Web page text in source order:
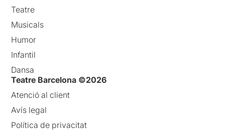
Teatre
Musicals
Humor
Infantil
Dansa
Teatre Barcelona ©2026
Atenció al client
Avís legal
Política de privacitat